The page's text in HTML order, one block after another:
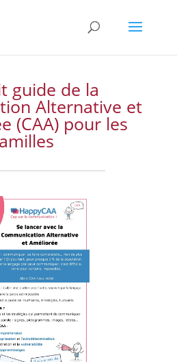
guide de la
Alternative et
(CAA) pour les